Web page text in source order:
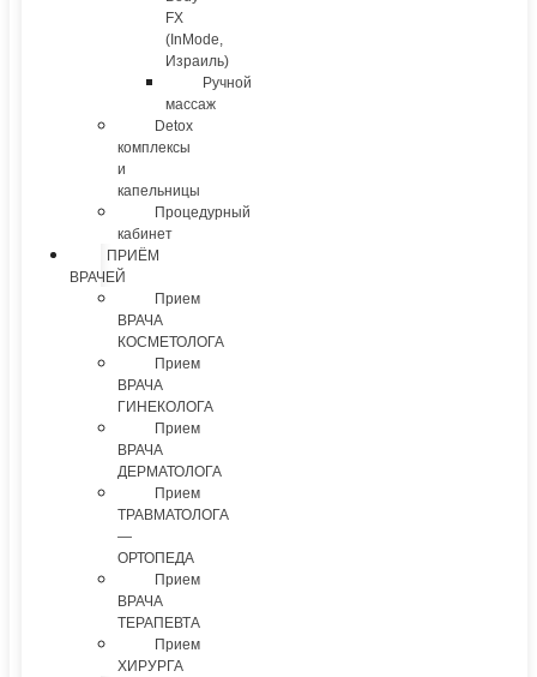
FX
(InMode,
Израиль)
Ручной
массаж
Detox
комплексы
и
капельницы
Процедурный
кабинет
ПРИЁМ
ВРАЧЕЙ
Прием
ВРАЧА
КОСМЕТОЛОГА
Прием
ВРАЧА
ГИНЕКОЛОГА
Прием
ВРАЧА
ДЕРМАТОЛОГА
Прием
ТРАВМАТОЛОГА
—
ОРТОПЕДА
Прием
ВРАЧА
ТЕРАПЕВТА
Прием
ХИРУРГА